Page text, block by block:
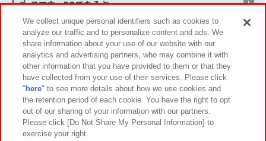
スマホ・PCであそぶ
イベント・キャンペーン
関連会社 サステナビリティ サイトポリシー
プライバシーポリシー ウェブアクセシビリティ方針と検証結果
お取引先さまとともに
We collect unique personal identifiers such as cookies to
analyze our traffic and to personalize content and ads. We
share information about your use of our website with our
analytics and advertising partners, who may combine it with
other information that you have provided to them or that they
have collected from your use of their services. Please click
" here" to see more details about how we use cookies and
the retention period of each cookie. You have the right to opt
out of our sharing of your information with our partners.
Please click [Do Not Share My Personal Information] to
exercise your right.